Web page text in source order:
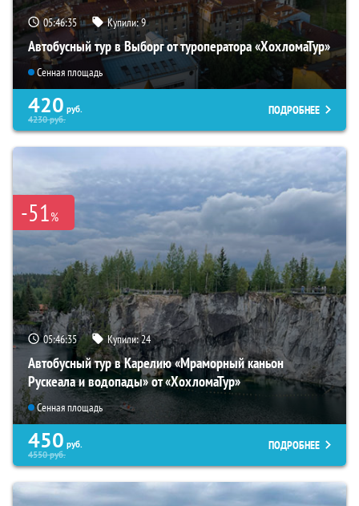
05:46:34 Купили:9
Автобусный тур в Выборг от туроператора «ХохломаТур»
Сенная площадь
420 руб.
4230руб.
ПОДРОБНЕЕ
-51%
05:46:34 Купили:24
Автобусный тур в Карелию «Мраморный каньон
Рускеала и водопады» от «ХохломаТур»
Сенная площадь
450 руб.
4550руб.
ПОДРОБНЕЕ